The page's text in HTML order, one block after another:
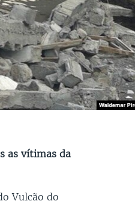
as vítimas da
Vulcão do